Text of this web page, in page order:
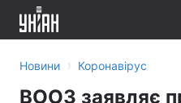
Новини › Коронавірус
ВООЗ заявляє